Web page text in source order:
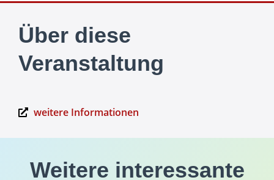
Über diese
Veranstaltung
weitere Informationen
Weitere interessante